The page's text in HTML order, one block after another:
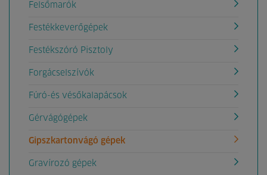
Felsőmarók
Festékkeverőgépek
Festékszóró Pisztoly
Forgácselszívók
Fúró-és vésőkalapácsok
Gérvágógépek
Gipszkartonvágó gépek
Gravírozó gépek